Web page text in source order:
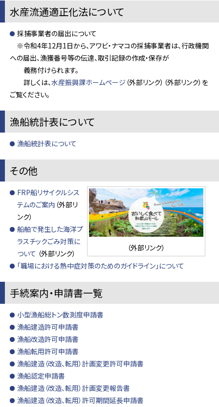
水産流通適正化法について
採捕事業者の届出について
※令和4年12月1日から、アワビ・ナマコの採捕事業者は、行政機関
への届出、漁獲番号等の伝達、取引記録の作成・保存が
義務付けられます。
詳しくは、水産振興課ホームページ （外部リンク）（外部リンク）を
ご覧ください。
漁船統計表について
漁船統計表について
その他
（外部リンク）
FRP船リサイクルシス
テムのご案内 （外部リ
ンク）
船舶で発生した海洋プ
ラスチックごみ対策に
ついて （外部リンク）
「職場における熱中症対策のためのガイドライン」について
手続案内・申請書一覧
小型漁船総トン数測度申請書
漁船建造許可申請書
漁船改造許可申請書
漁船転用許可申請書
漁船建造（改造、転用）計画変更許可申請書
漁船認定申請書
漁船建造（改造、転用）計画変更報告書
漁船建造（改造、転用）許可期間延長申請書